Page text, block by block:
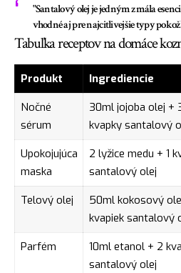
"Santalový olej je jedným z mála
vhodné aj pre najcitlivejšie typy
Tabuľka receptov na domáce
Produkt Ingrediencie
Nočné
sérum
30ml jojoba olej +
kvapky santalový
Upokojujúca
maska
2 lyžice medu + 1
santalový olej
Telový olej
50ml kokosový
kvapiek santalový
Parfém
10ml etanol + 2
santalový olej